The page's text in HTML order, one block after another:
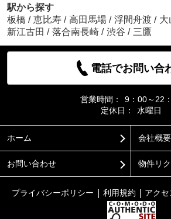
駅から探す
板橋 / 恵比寿 / 高田馬場 / 浮間舟渡 / 大
新江古田 / 落合南長崎 / 渋谷 / 三鷹
電話でお問い合
営業時間：
9：00～22
定休日：
水曜日
ホーム 会社概要
お問い合わせ 物件リ
プライバシーポリシー 利用規約 アク